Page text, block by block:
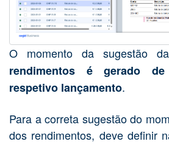
O momento da sugestão
rendimentos é gerado
respetivo lançamento.
Para a correta sugestão do
dos rendimentos, deve definir